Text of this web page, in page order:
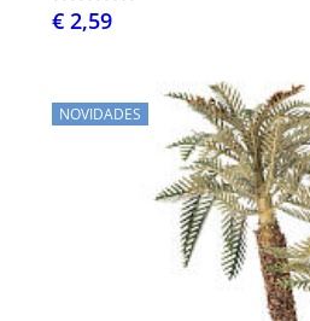
€ 2,59
NOVIDADES